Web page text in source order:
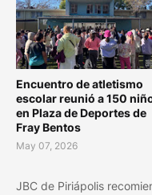
Encuentro de atletismo
escolar reunió a 150
en Plaza de Deportes de
Fray Bentos
May 07, 2026
JBC de Piriápolis